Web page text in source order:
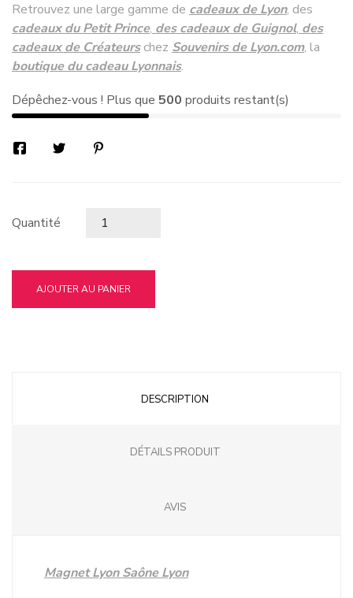
Retrouvez une large gamme de cadeaux de Lyon, des
cadeaux du Petit Prince, des cadeaux de Guignol, des
cadeaux de Créateurschez Souvenirs de Lyon.com, la
boutique du cadeau Lyonnais.
Dépêchez-vous ! Plus que 500 produits restant(s)
Quantité
AJOUTER AU PANIER
DESCRIPTION
DÉTAILS PRODUIT
AVIS
Magnet Lyon Saône Lyon